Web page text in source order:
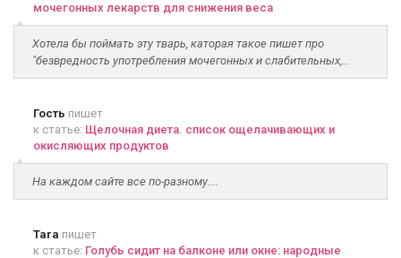
мочегонных лекарств для снижения веса
Хотела бы поймать эту тварь, каторая такое пишет про
"безвредность употребления мочегонных и слабительных,...
Гость пишет
к статье: Щелочная диета. список ощелачивающих и
окисляющих продуктов
На каждом сайте все по-разному....
Tara пишет
к статье: Голубь сидит на балконе или окне: народные